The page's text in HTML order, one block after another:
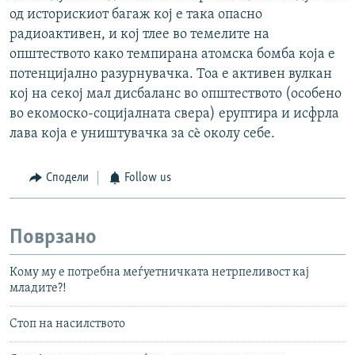
од историскиот багаж кој е така опасно
радиоактивен, и кој тлее во темелите на
општеството како темпирана атомска бомба која е
потенцијално разурнувачка. Тоа е активен вулкан
кој на секој мал дисбаланс во општеството (особено
во екомоско-социјалната свера) еруптира и исфрла
лава која е уништувачка за сè околу себе.
Сподели Follow us
Поврзано
Кому му е потребна меѓуетничката нетрпеливост кај
младите?!
Стоп на насилството